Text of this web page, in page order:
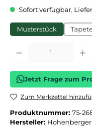
Sofort verfügbar,
Musterstück
Produkt Anzahl: Gib den
Jetzt Frage zum
Zum Merkzettel
Produktnummer: 75-
Hersteller: Hohenberger